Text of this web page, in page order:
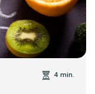
4 min.